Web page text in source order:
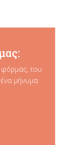
φόρμας, του
ένα μήνυμα